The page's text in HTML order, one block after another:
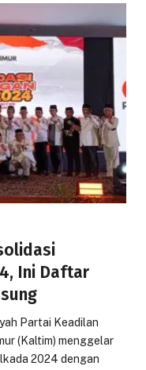
Ini Daftar
Partai Keadilan
(Kaltim) menggelar
2024 dengan